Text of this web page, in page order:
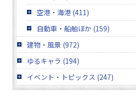
空港・海港 (411)
自動車・船舶ほか (159)
建物・風景 (972)
ゆるキャラ (194)
イベント・トピックス (247)